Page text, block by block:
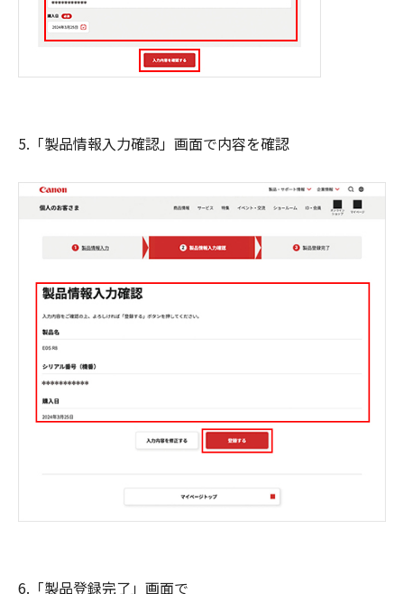
5.「製品情報入力確認」画面で内容を確認
6.「製品登録完了」画面で